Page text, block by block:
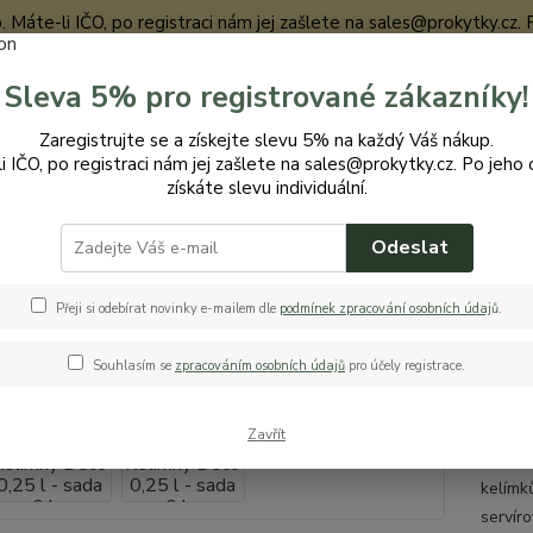
Máte-li IČO, po registraci nám jej zašlete na
Hledat
Hrnky a kelímky Drina Kelímky Deco 0,25 l - sada 6 ks
Kelímky Deco 0,25 l - sada 6 ks
Sleva 5% pro registrované zákazníky!
Zaregistrujte se a získejte slevu 5% na každý Váš nákup.
IČO, po registraci nám jej zašlete na sales@prokytky.cz. Po jeho
získáte slevu individuální.
Odeslat
Přeji si odebírat novinky e-mailem dle podmínek zpracování osobních údajů.
Souhlasím se zpracováním osobních údajů pro účely registrace.
Zavřít